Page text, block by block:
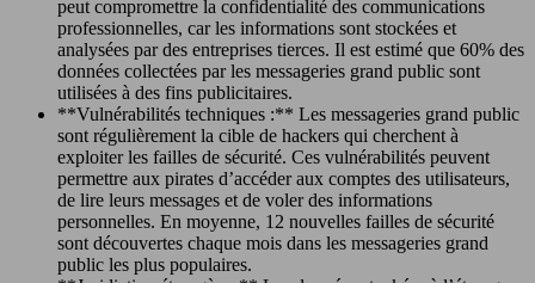
peut compromettre la confidentialité des communications
professionnelles, car les informations sont stockées et
analysées par des entreprises tierces. Il est estimé que 60% des
données collectées par les messageries grand public sont
utilisées à des fins publicitaires.
**Vulnérabilités techniques :** Les messageries grand public
sont régulièrement la cible de hackers qui cherchent à
exploiter les failles de sécurité. Ces vulnérabilités peuvent
permettre aux pirates d’accéder aux comptes des utilisateurs,
de lire leurs messages et de voler des informations
personnelles. En moyenne, 12 nouvelles failles de sécurité
sont découvertes chaque mois dans les messageries grand
public les plus populaires.